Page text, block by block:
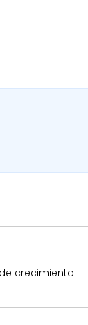
crecimiento